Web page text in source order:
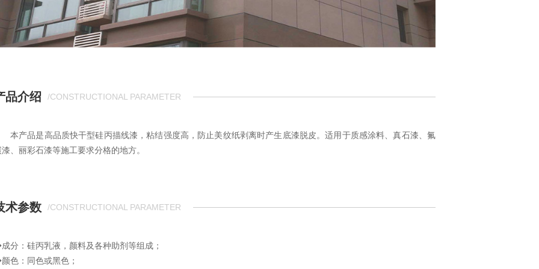
品介绍 /CONSTRUCTIONAL PARAMETER
本产品是高品质快干型硅丙描线漆，粘结强度高，防止美纹纸剥离时产生底漆脱皮。适用于质感涂料、真石漆、氟
漆、丽彩石漆等施工要求分格的地方。
术参数 /CONSTRUCTIONAL PARAMETER
分：硅丙乳液，颜料及各种助剂等组成；
色：同色或黑色；